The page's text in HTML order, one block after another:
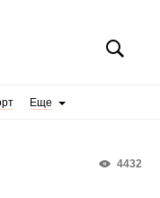
Еще
4432